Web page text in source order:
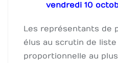
vendredi 10
Les représentants de
élus au scrutin de
proportionnelle au